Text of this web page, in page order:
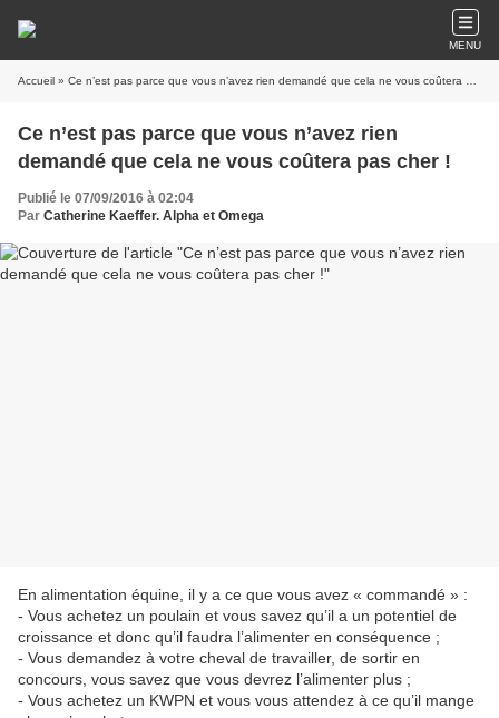
MENU
Accueil » Ce n’est pas parce que vous n’avez rien demandé que cela ne vous coûtera pas cher !
Ce n’est pas parce que vous n’avez rien
demandé que cela ne vous coûtera pas cher !
Publié le 07/09/2016 à 02:04
Par Catherine Kaeffer. Alpha et Omega
En alimentation équine, il y a ce que vous avez « commandé » :
- Vous achetez un poulain et vous savez qu’il a un potentiel de
croissance et donc qu’il faudra l’alimenter en conséquence ;
- Vous demandez à votre cheval de travailler, de sortir en
concours, vous savez que vous devrez l’alimenter plus ;
- Vous achetez un KWPN et vous vous attendez à ce qu’il mange